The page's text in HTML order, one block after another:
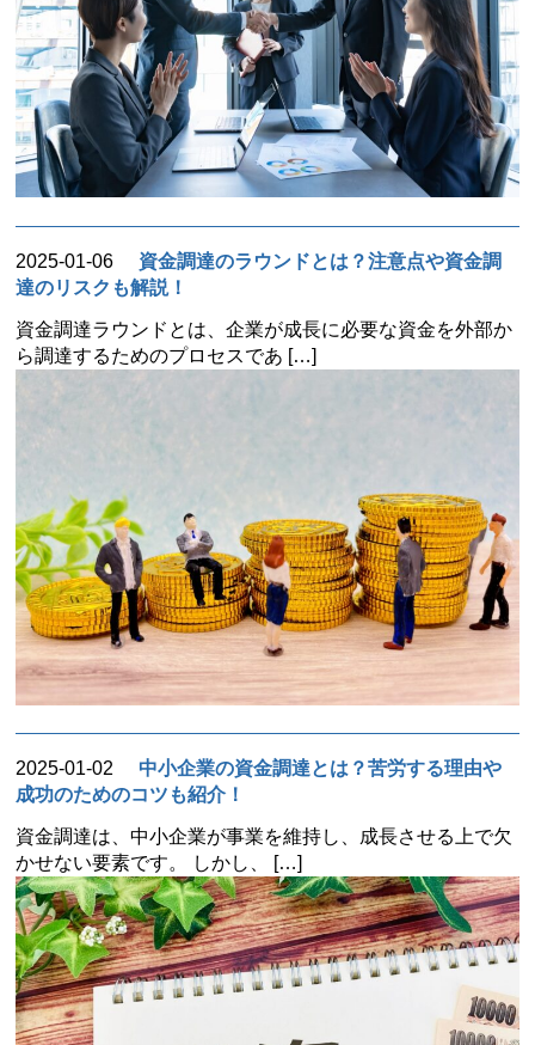
2025-01-06
資金調達のラウンドとは？注意点や資金調
達のリスクも解説！
資金調達ラウンドとは、企業が成長に必要な資金を外部か
ら調達するためのプロセスであ […]
2025-01-02
中小企業の資金調達とは？苦労する理由や
成功のためのコツも紹介！
資金調達は、中小企業が事業を維持し、成長させる上で欠
かせない要素です。 しかし、 […]